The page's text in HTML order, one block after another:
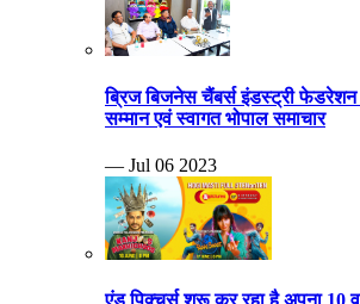
ब्रिज बिजनेस चैंबर्स इंडस्ट्री फेडरेशन
सम्मान एवं स्वागत भोपाल समाचार
— Jul 06 2023